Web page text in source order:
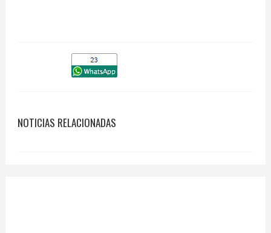
NOTICIAS RELACIONADAS